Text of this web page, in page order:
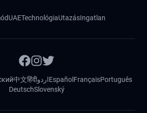
UAETechnológiaUtazásIngatlan
中文हिंदीاردوEspañol FrançaisPortuguês
DeutschSlovenský